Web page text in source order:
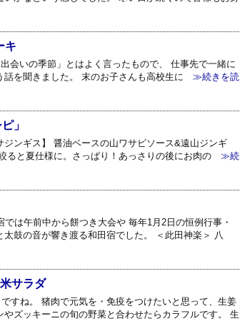
キ
会いの季節」とはよく言ったもので、 仕事先で一緒に
を聞きました。 末のお子さんも高校生に ≫続きを読
」
ンギス】 醤油ベースの山ワサビソース&遠山ジンギ
ると夏仕様に。さっぱり！あっさりの後にお肉の≫続
は午前中から餅つき大会や 毎年1月2日の恒例行事・
鼓の音が響き渡る和田宿でした。 ＜此田神楽＞ 八
サラダ
すね。 猪肉で元気を・免疫をつけたいと思って、生姜
ズッキーニの旬の野菜と合わせたらカラフルです。 生